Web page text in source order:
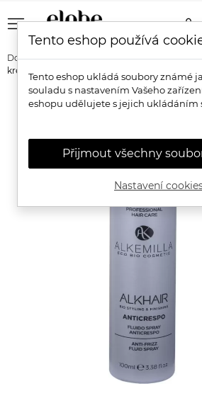
menu person
Domů Značky Alkemilla
Alkemilla
krepatění vlasů s panthenolem
Tento eshop používá
Tento eshop ukládá soubory známé
souladu s nastavením Vašeho
eshopu udělujete s jejich ukládáním
Přijmout všechny
Nastavení